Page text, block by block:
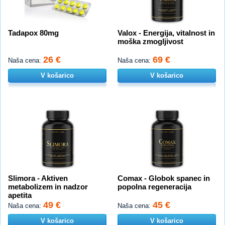
Tadapox 80mg
Naša cena: 26 €
V košarico
Valox - Energija, vitalnost in
moška zmogljivost
Naša cena: 69 €
V košarico
Slimora - Aktiven
metabolizem in nadzor
apetita
Naša cena: 49 €
V košarico
Comax - Globok spanec in
popolna regeneracija
Naša cena: 45 €
V košarico